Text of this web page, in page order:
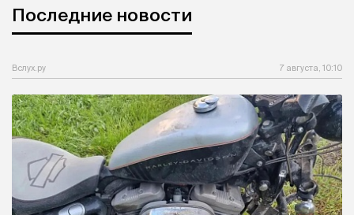
Последние новости
Вслух.ру 7 августа, 10:10